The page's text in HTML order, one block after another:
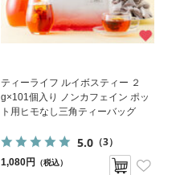
ティーライフ ルイボスティー ２
g×101個入り ノンカフェイン ポッ
ト用ヒモなし三角ティーバッグ
5.0（3）
1,080円 （税込）